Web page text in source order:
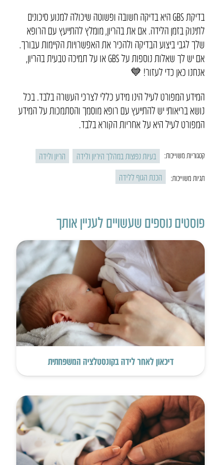
בדיקת GBS היא בדיקה חשובה ופשוטה שיכולה למנוע סיכונים
לתינוק בזמן הלידה. אם את בהריון, מומלץ להתייעץ עם הרופא
שלך לגבי ביצוע הבדיקה ולהכיר את האפשרויות הקיימות עבורך.
אם יש לך שאלות נוספות על GBS או על תמיכה טבעית בהריון,
אנחנו כאן כדי לעזור! 💙
המידע המפורט לעיל הינו מידע כללי לצרכי העשרה בלבד. בכל
נושא בריאותי יש להתייעץ עם רופא מוסמך והסתמכות על המידע
המפורט לעיל היא על אחריות הקורא בלבד.
קטגוריות משוייכות: בעיות נפוצות במהלך היריון ולידה הריון ולידה
תגיות משוייכות: הכנת הגוף ללידה
פוסטים נוספים שעשויים לעניין אותך
דיכאון לאחר לידה בקונסטלציה המשפחתית